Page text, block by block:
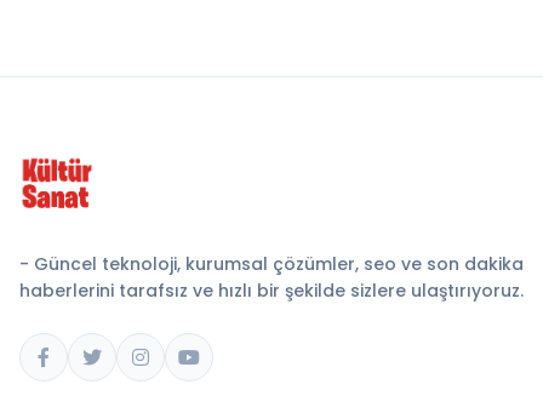
- Güncel teknoloji, kurumsal çözümler, seo ve son dakika
haberlerini tarafsız ve hızlı bir şekilde sizlere ulaştırıyoruz.